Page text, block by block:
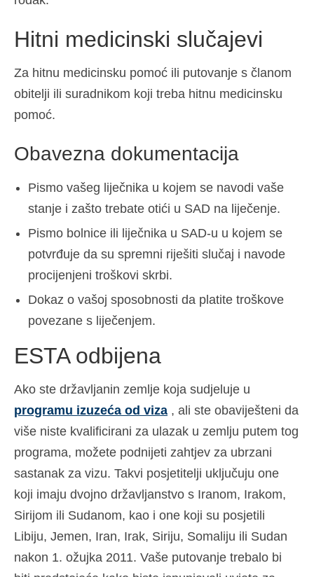
Hitni medicinski slučajevi
Za hitnu medicinsku pomoć ili putovanje s članom
obitelji ili suradnikom koji treba hitnu medicinsku
pomoć.
Obavezna dokumentacija
Pismo vašeg liječnika u kojem se navodi vaše
stanje i zašto trebate otići u SAD na liječenje.
Pismo bolnice ili liječnika u SAD-u u kojem se
potvrđuje da su spremni riješiti slučaj i navode
procijenjeni troškovi skrbi.
Dokaz o vašoj sposobnosti da platite troškove
povezane s liječenjem.
ESTA odbijena
Ako ste državljanin zemlje koja sudjeluje u
programu izuzeća od viza , ali ste obaviješteni da
više niste kvalificirani za ulazak u zemlju putem tog
programa, možete podnijeti zahtjev za ubrzani
sastanak za vizu. Takvi posjetitelji uključuju one
koji imaju dvojno državljanstvo s Iranom, Irakom,
Sirijom ili Sudanom, kao i one koji su posjetili
Libiju, Jemen, Iran, Irak, Siriju, Somaliju ili Sudan
nakon 1. ožujka 2011. Vaše putovanje trebalo bi